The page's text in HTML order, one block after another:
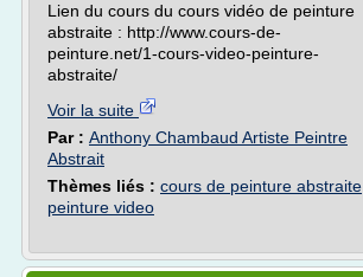
Lien du cours du cours vidéo de peinture
abstraite : http://www.cours-de-
peinture.net/1-cours-video-peinture-
abstraite/
Voir la suite
Par : Anthony Chambaud Artiste Peintre
Abstrait
Thèmes liés : cours de peinture abstraite
peinture video